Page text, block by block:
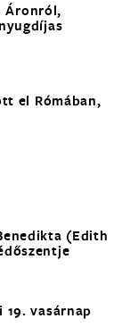
Áronról,
el Rómában,
(Edith
vasárnap